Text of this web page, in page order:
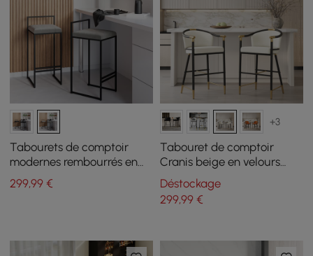
Tabourets de comptoir
modernes rembourrés en
velours gris, 2 pièces
299,99 €
+3
Tabouret de comptoir
Cranis beige en velours
rembourré, 1 pièce
Déstockage
299,99€